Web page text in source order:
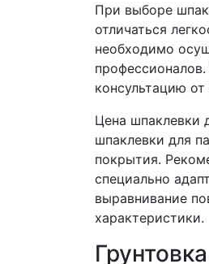
При выборе
отличаться
необходимо
консультацию
Цена шпаклевки
шпаклевки для
покрытия.
специально
выравнивание
характеристики.